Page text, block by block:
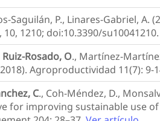
Saguilán, P., Linares-Gabriel,
1210; doi:10.3390/
Ruiz-Rosado, O., Martínez-
Agroproductividad 11(7): 9-
C., Coh-Méndez, D.,
for improving sustainable use